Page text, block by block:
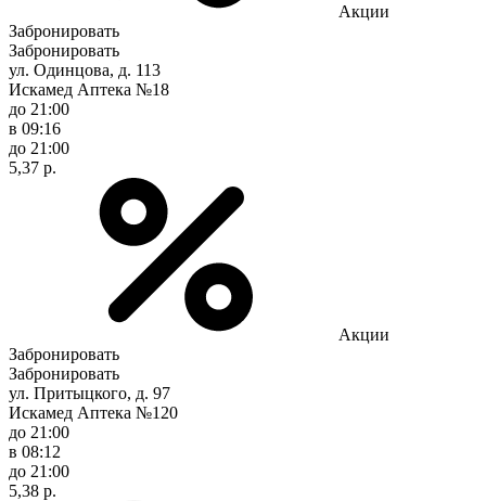
Акции
Забронировать
Забронировать
ул. Одинцова, д. 113
Искамед Аптека №18
до 21:00
в 09:16
до 21:00
5,37 р.
Акции
Забронировать
Забронировать
ул. Притыцкого, д. 97
Искамед Аптека №120
до 21:00
в 08:12
до 21:00
5,38 р.